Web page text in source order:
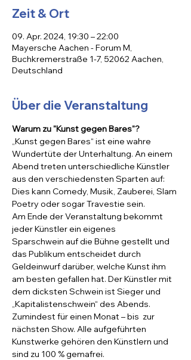
Zeit & Ort
09. Apr. 2024, 19:30 – 22:00
Mayersche Aachen - Forum M,
Buchkremerstraße 1-7, 52062 Aachen,
Deutschland
Über die Veranstaltung
Warum zu "Kunst gegen Bares"?
„Kunst gegen Bares“ ist eine wahre
Wundertüte der Unterhaltung. An einem
Abend treten unterschiedliche Künstler
aus den verschiedensten Sparten auf:
Dies kann Comedy, Musik, Zauberei, Slam
Poetry oder sogar Travestie sein.
Am Ende der Veranstaltung bekommt
jeder Künstler ein eigenes
Sparschwein auf die Bühne gestellt und
das Publikum entscheidet durch
Geldeinwurf darüber, welche Kunst ihm
am besten gefallen hat. Der Künstler mit
dem dicksten Schwein ist Sieger und
„Kapitalistenschwein“ des Abends.
Zumindest für einen Monat – bis  zur
nächsten Show. Alle aufgeführten
Kunstwerke gehören den Künstlern und
sind zu 100 % gemafrei.